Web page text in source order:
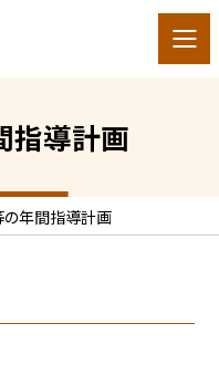
指導計画
年間指導計画